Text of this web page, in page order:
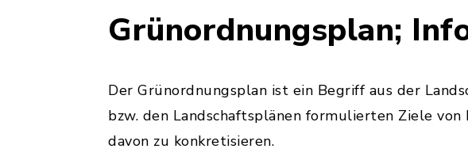
Grünordnungsplan;
Der Grünordnungsplan ist ein Begriff aus der
bzw. den Landschaftsplänen formulierten Ziele
davon zu konkretisieren.